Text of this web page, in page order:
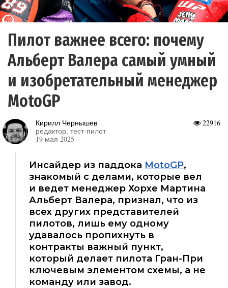
Пилот важнее всего: почему
Альберт Валера самый умный
и изобретательный менеджер
MotoGP
22916
Кирилл Чернышев
редактор, тест-пилот
19 мая 2025
Инсайдер из паддока MotoGP,
знакомый с делами, которые вел
и ведет менеджер Хорхе Мартина
Альберт Валера, признал, что из
всех других представителей
пилотов, лишь ему одному
удавалось пропихнуть в
контракты важный пункт,
который делает пилота Гран-При
ключевым элементом схемы, а не
команду или завод.